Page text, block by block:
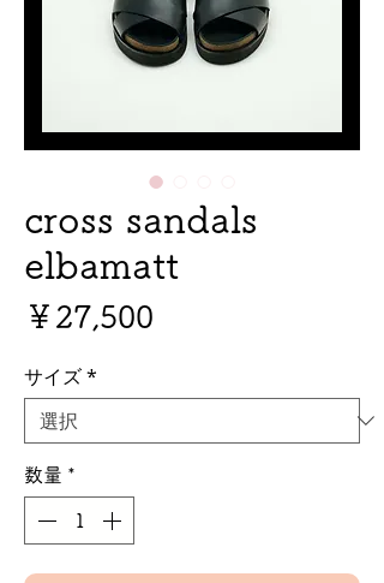
cross sandals
elbamatt
￥27,500
サイズ*
数量 *